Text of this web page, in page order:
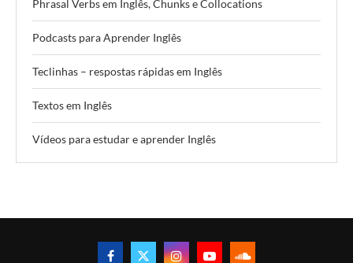
Phrasal Verbs em Inglês, Chunks e Collocations
Podcasts para Aprender Inglês
Teclinhas – respostas rápidas em Inglês
Textos em Inglês
Vídeos para estudar e aprender Inglês